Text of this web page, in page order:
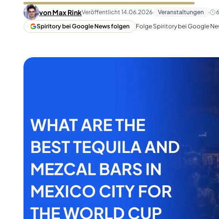
Taiwan
Vereinigte Staaten
Dalmore
Macallan
Midleton
Springbank
Yamazaki
Top-Angebote
Hot Deals
Unter 50€
50-100€
Glendronach
Highland Park
Redbreast
Jack Daniel's
Jim Beam
Maker's Mark
Michter's
Pappy Van Winkle
Weller
Woodford Reserve
Spirituosen & Rum
vonMax RinkVeröffentlicht 14.06.2026· Veranstaltungen · 6
Spiritory bei Google News folgen
Folge Spiritory bei Google